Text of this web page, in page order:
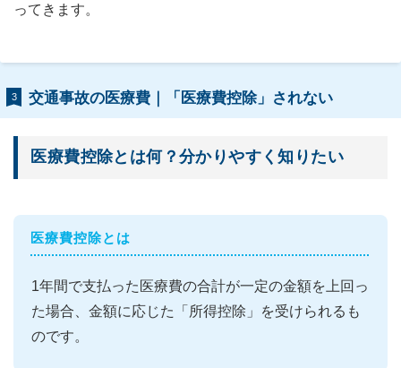
ってきます。
3 交通事故の医療費｜「医療費控除」されない
医療費控除とは何？分かりやすく知りたい
医療費控除とは
1年間で支払った医療費の合計が一定の金額を上回っ
た場合、金額に応じた「所得控除」を受けられるも
のです。